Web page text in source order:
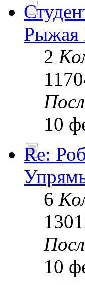
Рыжая
2
10
Re:
6
10